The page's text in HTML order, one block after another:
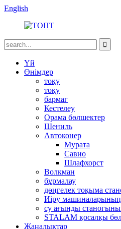
English
Үй
Өнімдер
тоқу
тоқу
бармаг
Кестелеу
Орама бөлшектер
Шениль
Автоконер
Мурата
Савио
Шлафхорст
Волкман
бұрмалау
дөңгелек тоқыма
Иіру машиналарының
су ағынды
STALAM қосалқы
Жаңалықтар